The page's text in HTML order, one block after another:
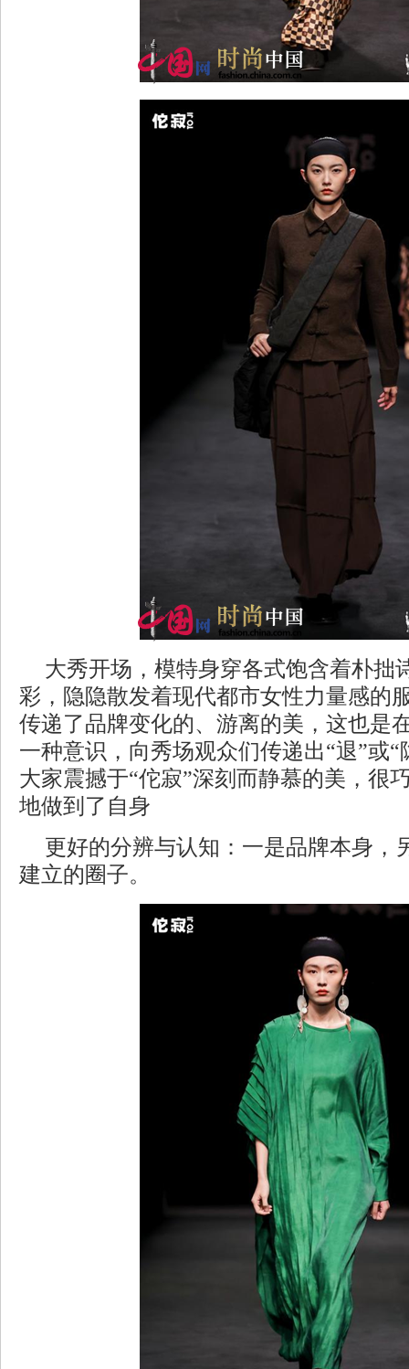
大秀开场，模特身穿各式饱含着朴拙
彩，隐隐散发着现代都市女性力量感的
传递了品牌变化的、游离的美，这也是
一种意识，向秀场观众们传递出“退”或
大家震撼于“佗寂”深刻而静慕的美，很
地做到了自身
更好的分辨与认知：一是品牌本身，
建立的圈子。